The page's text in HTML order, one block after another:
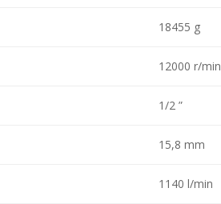
18455 g
12000 r/min
1/2 ”
15,8 mm
1140 l/min